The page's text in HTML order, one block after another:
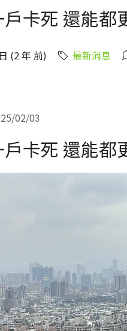
卡死 還能都
(2 年 前) 最新消息
02/03
卡死 還能都